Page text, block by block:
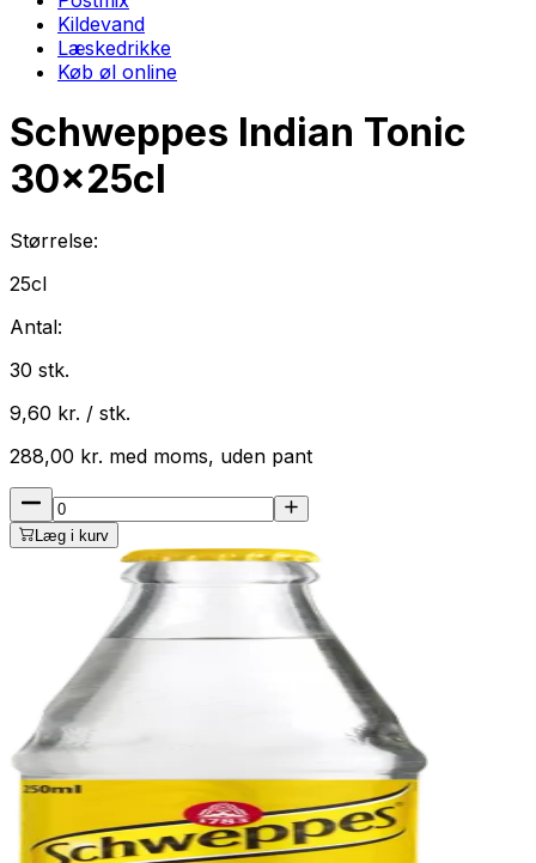
Kildevand
Læskedrikke
Køb øl online
Schweppes Indian Tonic
30x25cl
Størrelse:
25cl
Antal:
30 stk.
9,60 kr. / stk.
288,00 kr. med moms, uden pant
Læg i kurv